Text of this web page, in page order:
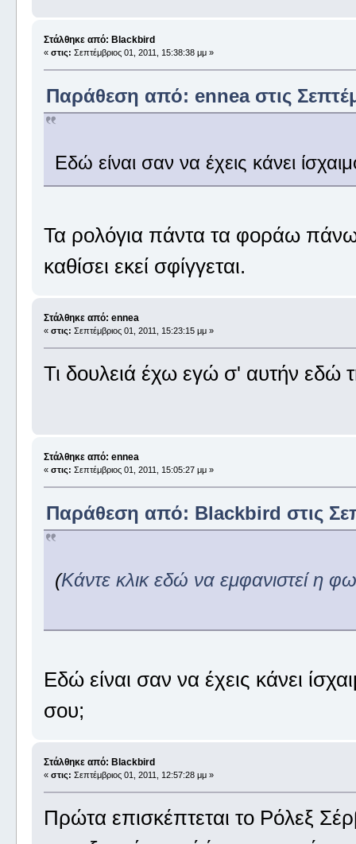
Στάλθηκε από: Blackbird
« στις: Σεπτέμβριος 01, 2011, 15:38:38 μμ »
Παράθεση από: ennea στις
Εδώ είναι σαν να έχεις κάνει
Τα ρολόγια πάντα τα φοράω
καθίσει εκεί σφίγγεται.
Στάλθηκε από: ennea
« στις: Σεπτέμβριος 01, 2011, 15:23:15 μμ »
Τι δουλειά έχω εγώ σ' αυτήν εδώ
Στάλθηκε από: ennea
« στις: Σεπτέμβριος 01, 2011, 15:05:27 μμ »
Παράθεση από: Blackbird στις
(Κάντε κλικ εδώ να εμφανιστεί η
Εδώ είναι σαν να έχεις κάνει
σου;
Στάλθηκε από: Blackbird
« στις: Σεπτέμβριος 01, 2011, 12:57:28 μμ »
Πρώτα επισκέπτεται το Ρόλεξ